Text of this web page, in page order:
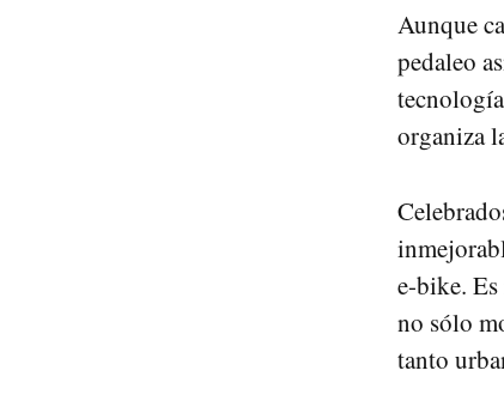
Aunque
pedaleo
organiza
e-bike. Es
no sólo
tanto